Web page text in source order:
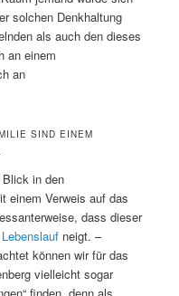
solchen Denkhaltung
als auch den dieses
an einem
an
SIND EINEM
in den
einem Verweis auf das
dass dieser
neigt. –
können wir für das
vielleicht sogar
finden, denn als